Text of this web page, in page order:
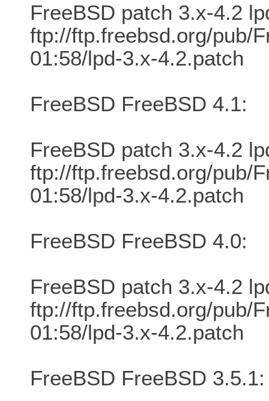
FreeBSD patch 3.x-4.2
ftp://ftp.freebsd.org/pub/
01:58/lpd-3.x-4.2.patch
FreeBSD FreeBSD 4.1:
FreeBSD patch 3.x-4.2
ftp://ftp.freebsd.org/pub/
01:58/lpd-3.x-4.2.patch
FreeBSD FreeBSD 4.0:
FreeBSD patch 3.x-4.2
ftp://ftp.freebsd.org/pub/
01:58/lpd-3.x-4.2.patch
FreeBSD FreeBSD 3.5.1: